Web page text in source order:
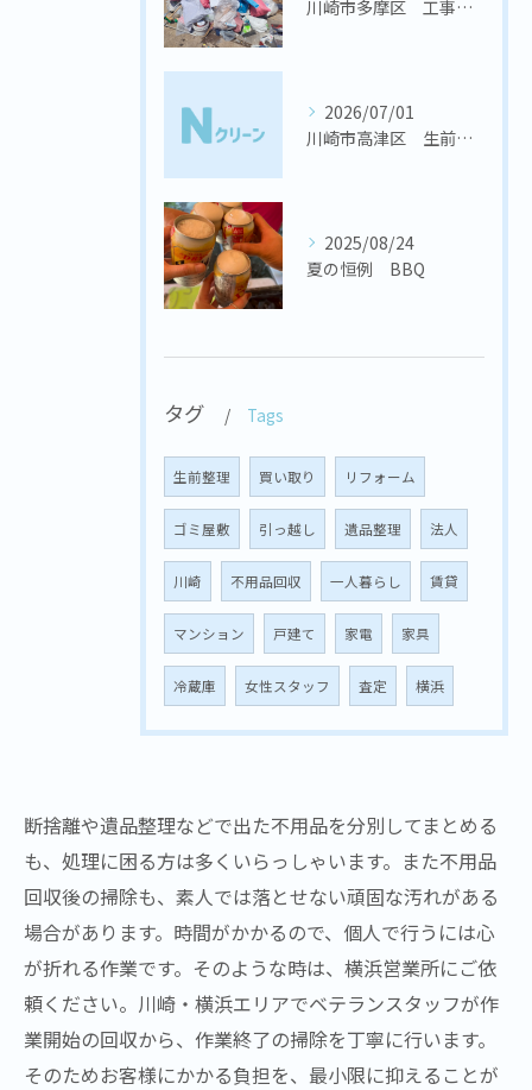
川崎市多摩区 工事会社様 置き場の不用品回収
2026/07/01
川崎市高津区 生前整理
2025/08/24
夏の恒例 BBQ
タグ Tags
生前整理 買い取り リフォーム
ゴミ屋敷 引っ越し 遺品整理 法人
川崎 不用品回収 一人暮らし 賃貸
マンション 戸建て 家電 家具
冷蔵庫 女性スタッフ 査定 横浜
断捨離や遺品整理などで出た不用品を分別してまとめる
も、処理に困る方は多くいらっしゃいます。また不用品
回収後の掃除も、素人では落とせない頑固な汚れがある
場合があります。時間がかかるので、個人で行うには心
が折れる作業です。そのような時は、横浜営業所にご依
頼ください。川崎・横浜エリアでベテランスタッフが作
業開始の回収から、作業終了の掃除を丁寧に行います。
そのためお客様にかかる負担を、最小限に抑えることが